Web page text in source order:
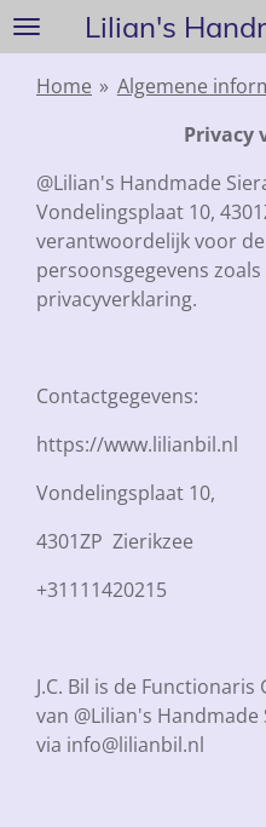
Ga
direct
naar
Lilian's
Home » Algemene
Privacy
@Lilian's Handmade
Vondelingsplaat 10,
verantwoordelijk voor
persoonsgegevens
privacyverklaring.
Contactgegevens:
https://www.lilianbil.nl
Vondelingsplaat 10,
4301ZP Zierikzee
+31111420215
J.C. Bil is de
van @Lilian's
via info@lilianbil.nl